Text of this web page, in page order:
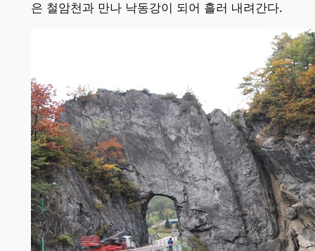
은 철암천과 만나 낙동강이 되어 흘러 내려간다.